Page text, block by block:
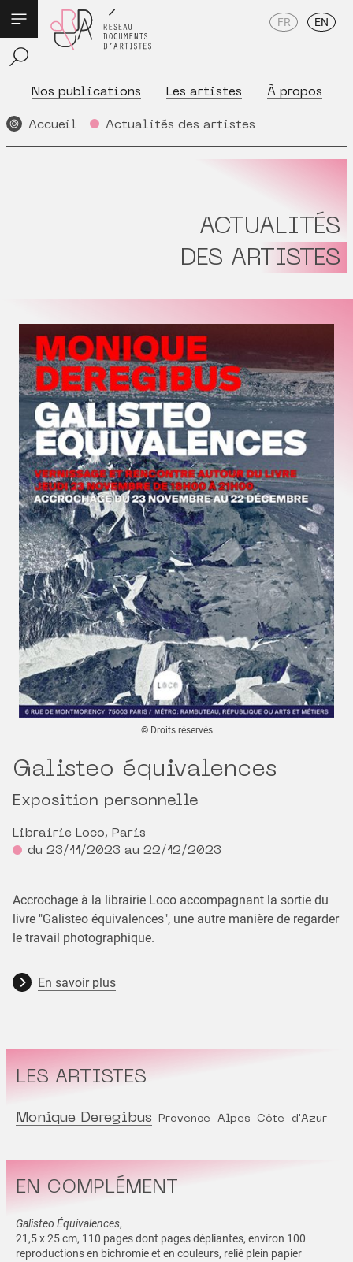
Nos publications Les artistes À propos
FR EN
Accueil Actualités des artistes
ACTUALITÉS
DES ARTISTES
© Droits réservés
Galisteo équivalences
Exposition personnelle
Librairie Loco, Paris
du 23/11/2023 au 22/12/2023
Accrochage à la librairie Loco accompagnant la sortie du
livre "Galisteo équivalences", une autre manière de regarder
le travail photographique.
En savoir plus
LES ARTISTES
Monique Deregibus Provence-Alpes-Côte-d'Azur
EN COMPLÉMENT
Galisteo Équivalences,
21,5 x 25 cm, 110 pages dont pages dépliantes, environ 100
reproductions en bichromie et en couleurs, relié plein papier